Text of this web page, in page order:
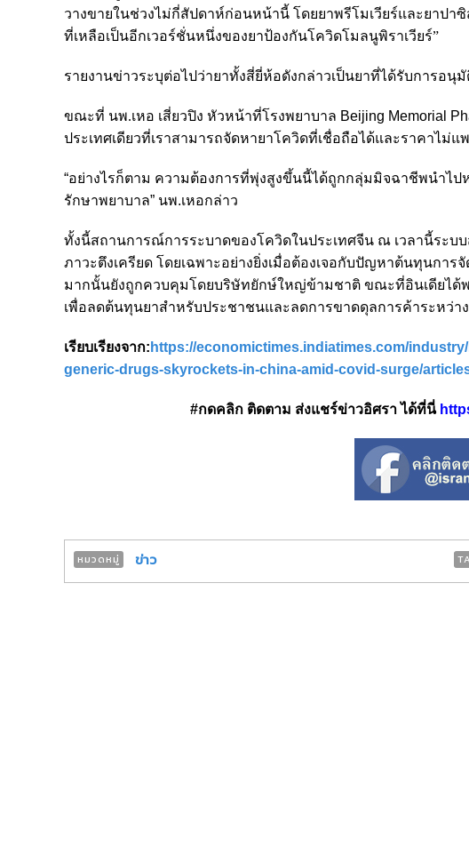
วางขายในช่วงไม่กี่สัปดาห์ก่อนหน้านี้ โดยยาพรีโมเวียร์และยาป
ที่เหลือเป็นอีกเวอร์ชั่นหนึ่งของยาป้องกันโควิดโมลนูพิราเวียร์”
รายงานข่าวระบุต่อไปว่ายาทั้งสี่ยี่ห้อดังกล่าวเป็นยาที่ได้รับการอ
ขณะที่ นพ.เหอ เสี่ยวปิง หัวหน้าที่โรงพยาบาล Beijing Memorial
ประเทศเดียวที่เราสามารถจัดหายาโควิดที่เชื่อถือได้และราคาไม่
“อย่างไรก็ตาม ความต้องการที่พุ่งสูงขึ้นนี้ได้ถูกกลุ่มมิจฉาชีพนำไป
รักษาพยาบาล” นพ.เหอกล่าว
ทั้งนี้สถานการณ์การระบาดของโควิดในประเทศจีน ณ เวลานี้ระ
ภาวะตึงเครียด โดยเฉพาะอย่างยิ่งเมื่อต้องเจอกับปัญหาต้นทุนกา
มากนั้นยังถูกควบคุมโดยบริษัทยักษ์ใหญ่ข้ามชาติ ขณะที่อินเดียได้
เพื่อลดต้นทุนยาสำหรับประชาชนและลดการขาดดุลการค้าระหว่า
เรียบเรียงจาก: https://economictimes.indiatimes.com/
generic-drugs-skyrockets-in-china-amid-covid-surge/
#กดคลิก ติดตาม ส่งแชร์ข่าวอิศรา ได้ที่นี่
หมวดหมู่ ข่าว